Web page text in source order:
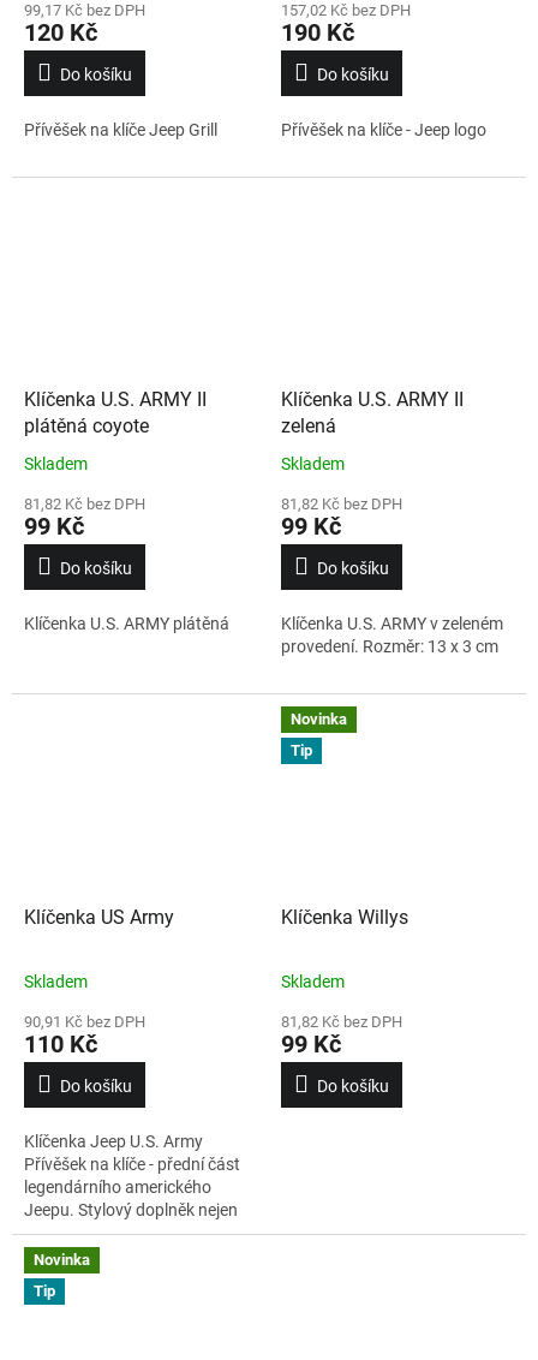
99,17 Kč bez DPH
120 Kč
Do košíku
Přívěšek na klíče Jeep Grill
157,02 Kč bez DPH
190 Kč
Do košíku
Přívěšek na klíče - Jeep logo
Klíčenka U.S. ARMY II
plátěná coyote
Skladem
81,82 Kč bez DPH
99 Kč
Do košíku
Klíčenka U.S. ARMY plátěná
Klíčenka U.S. ARMY II
zelená
Skladem
81,82 Kč bez DPH
99 Kč
Do košíku
Klíčenka U.S. ARMY v zeleném
provedení. Rozměr: 13 x 3 cm
Klíčenka US Army
Skladem
90,91 Kč bez DPH
110 Kč
Do košíku
Klíčenka Jeep U.S. Army
Přívěšek na klíče - přední část
legendárního amerického
Jeepu. Stylový doplněk nejen
pro všechny fanoušky tohoto
vozidla.
Novinka
Tip
Klíčenka Willys
Skladem
81,82 Kč bez DPH
99 Kč
Do košíku
Novinka
Tip